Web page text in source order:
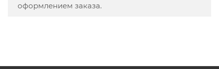
оформлением заказа.